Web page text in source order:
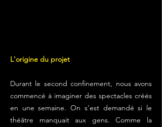
L'origine du projet
Durant le second confinement, nous avons
commencé à imaginer des spectacles créés
en une semaine. On s’est demandé si le
théâtre manquait aux gens. Comme la